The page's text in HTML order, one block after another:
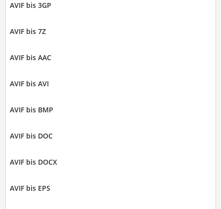
AVIF bis 3GP
AVIF bis 7Z
AVIF bis AAC
AVIF bis AVI
AVIF bis BMP
AVIF bis DOC
AVIF bis DOCX
AVIF bis EPS